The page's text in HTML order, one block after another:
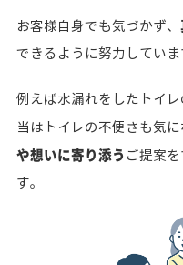
お客様自身でも気づかず、
できるように努力していま
例えば水漏れをしたトイ
当はトイレの不便さも気
や想いに寄り添う ご提案
す。